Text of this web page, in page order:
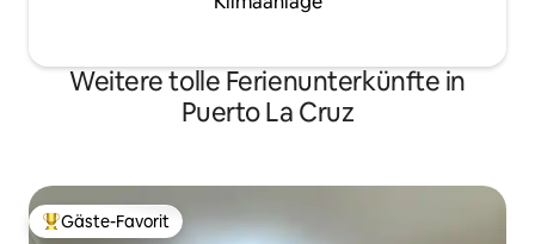
Weitere tolle Ferienunterkünfte in
Puerto La Cruz
Beliebter Gäste-Favorit.
Gäste-Favorit